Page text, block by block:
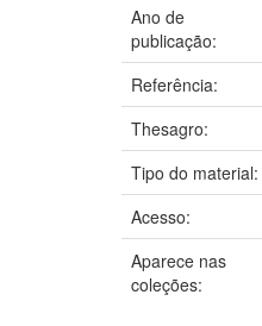
Ano de
publicação:
Referência:
Thesagro:
Tipo do material:
Acesso:
Aparece nas
coleções: